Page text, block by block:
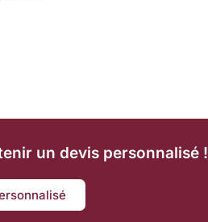
un devis personnalisé !